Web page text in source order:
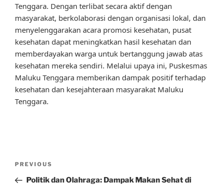
Tenggara. Dengan terlibat secara aktif dengan
masyarakat, berkolaborasi dengan organisasi lokal, dan
menyelenggarakan acara promosi kesehatan, pusat
kesehatan dapat meningkatkan hasil kesehatan dan
memberdayakan warga untuk bertanggung jawab atas
kesehatan mereka sendiri. Melalui upaya ini, Puskesmas
Maluku Tenggara memberikan dampak positif terhadap
kesehatan dan kesejahteraan masyarakat Maluku
Tenggara.
Previous
Post
PREVIOUS
Politik dan Olahraga: Dampak Makan Sehat di